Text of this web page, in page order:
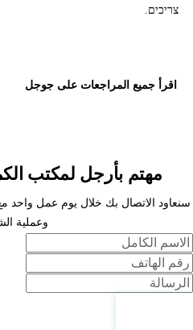
צריכים.
اقرأ جميع المراجعات على جوجل
مهتم بأرجل لمكتب
سنعاود الاتصال بك خلال يوم عمل واحد
وعملية
الاسم
الهاتف
الرسالة